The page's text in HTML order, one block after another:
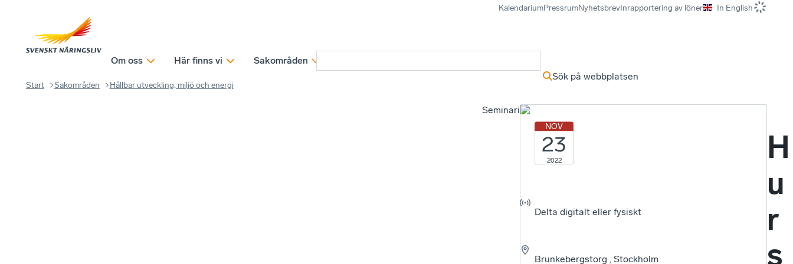
KalendariumPressrumNyhetsbrevInrapportering av löner In English
Om oss Här finns vi Sakområden
Sök på webbplatsen
Start Sakområden Hållbar utveckling, miljö och energi
Seminarium
H
u
r
s
NOV
23
2022
Delta digitalt eller fysiskt
Brunkebergstorg , Stockholm